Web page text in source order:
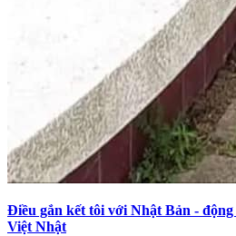
Điều gắn kết tôi với Nhật Bản -
Việt Nhật